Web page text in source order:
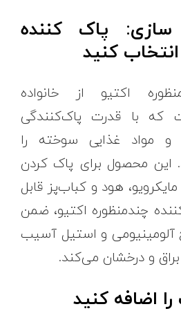
سازی: پاک کننده
کنید
اکتیو از خانواده
که با قدرت پاک‌کنندگی
و مواد غذایی سوخته را
این محصول برای پاک کردن
هود و کباب‌پز قابل
چندمنظوره اکتیو، ضمن
آلومینیومی و استیل آسیب
و درخشان می‌کند.
اضافه کنید